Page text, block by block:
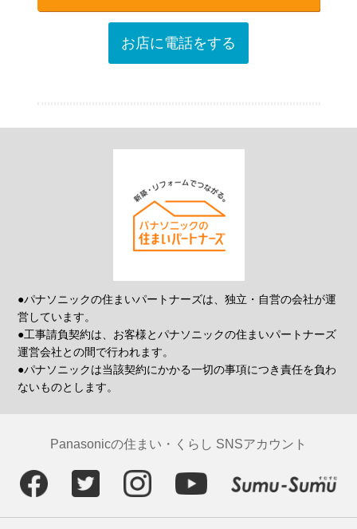
お店に電話をする
●パナソニックの住まいパートナーズは、独立・自営の会社が運
営しています。
●工事請負契約は、お客様とパナソニックの住まいパートナーズ
運営会社との間で行われます。
●パナソニックは当該契約にかかる一切の事項につき責任を負わ
ないものとします。
Panasonicの住まい・くらし SNSアカウント